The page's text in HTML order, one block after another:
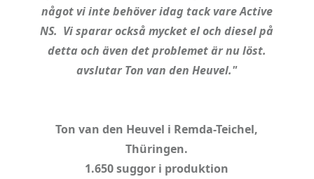
något vi inte behöver idag tack vare Active
NS. Vi sparar också mycket el och diesel på
detta och även det problemet är nu löst.
avslutar Ton van den Heuvel."
Ton van den Heuvel i Remda-Teichel,
Thüringen.
1.650 suggor i produktion